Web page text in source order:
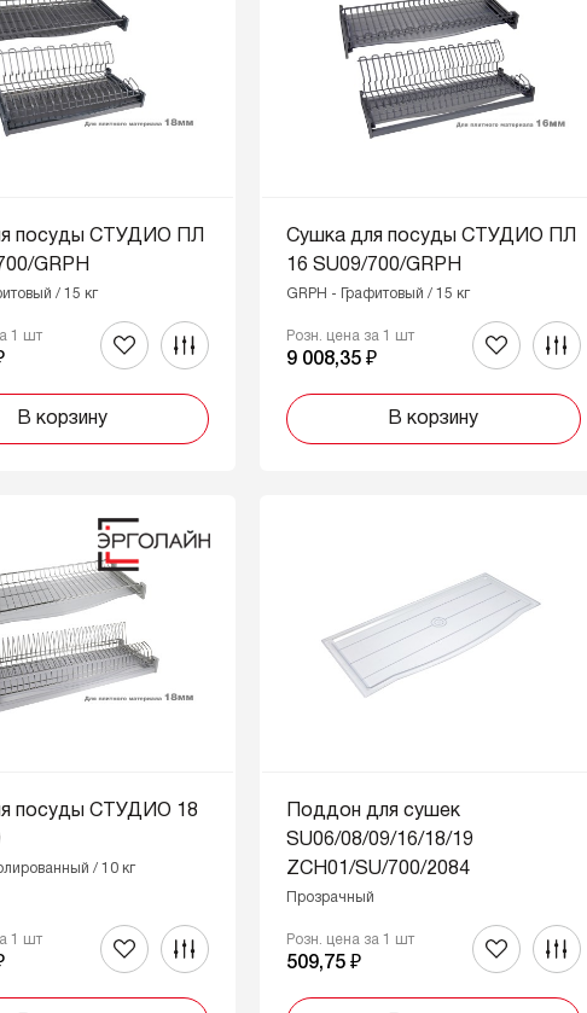
посуды СТУДИО ПЛ
GRPH
/ 15 кг
1 шт
В корзину
Сушка для посуды СТУДИО ПЛ
16 SU09/700/GRPH
GRPH - Графитовый / 15 кг
Розн. цена за 1 шт
9 008,35 ₽
В корзину
посуды СТУДИО 18
/ 10 кг
1 шт
Поддон для сушек
SU06/08/09/16/18/19
ZCH01/SU/700/2084
Прозрачный
Розн. цена за 1 шт
509,75 ₽